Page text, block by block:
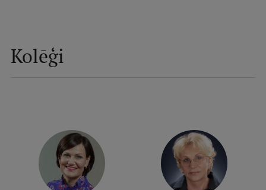
Rezidentūra
Par RSU
Kolēģi